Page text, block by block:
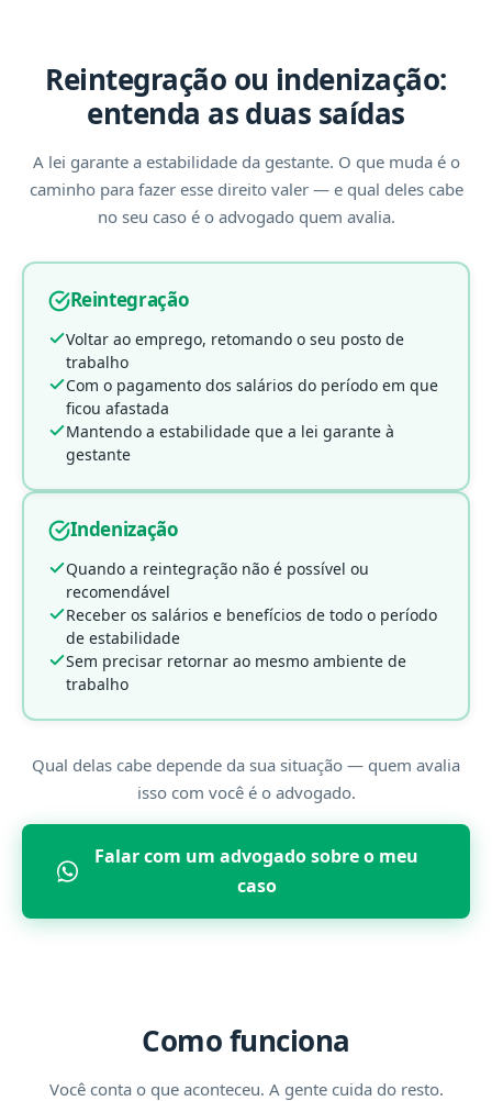
Reintegração ou indenização:
entenda as duas saídas
A lei garante a estabilidade da gestante. O que muda é o
caminho para fazer esse direito valer — e qual deles cabe
no seu caso é o advogado quem avalia.
Reintegração
Voltar ao emprego, retomando o seu posto de
trabalho
Com o pagamento dos salários do período em que
ficou afastada
Mantendo a estabilidade que a lei garante à
gestante
Indenização
Quando a reintegração não é possível ou
recomendável
Receber os salários e benefícios de todo o período
de estabilidade
Sem precisar retornar ao mesmo ambiente de
trabalho
Qual delas cabe depende da sua situação — quem avalia
isso com você é o advogado.
Falar com um advogado sobre o meu
caso
Como funciona
Você conta o que aconteceu. A gente cuida do resto.